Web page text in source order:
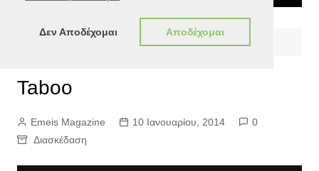
Δεν Αποδέχομαι Αποδέχομαι
Διασκέδαση Taboo
Taboo
Emeis Magazine 10 Ιανουαρίου, 2014
0
Διασκέδαση